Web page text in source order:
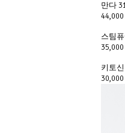
만다
44,000
스팀
35,000
키토
30,000